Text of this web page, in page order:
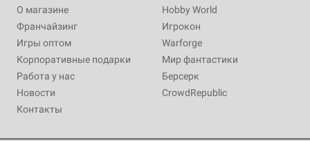
О магазине
Франчайзинг
Игры оптом
Корпоративные подарки
Работа у нас
Новости
Контакты
Hobby World
Игрокон
Warforge
Мир фантастики
Берсерк
CrowdRepublic